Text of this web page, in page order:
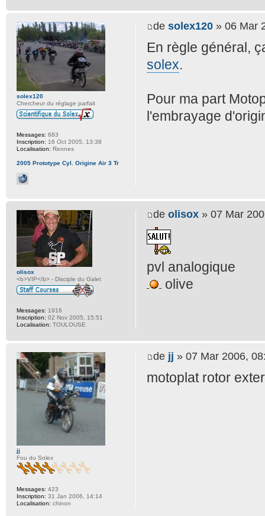
de solex120 » 06 Mar
En règle général,
solex.
Pour ma part
l'embrayage
solex120
Chercheur du réglage parfait
Messages: 683
Inscription: 16 Oct 2005, 13:38
Localisation: Rennes
2005 Prototype Cyl. Origine Air 3 Tr
de olisox » 07 Mar
pvl analogique
olive
olisox
<b>VIP</b> - Disciple du Galet
Messages: 1916
Inscription: 02 Nov 2005, 15:51
Localisation: TOULOUSE
de jj » 07 Mar 2006,
motoplat rotor
jj
Fou du Solex
Messages: 423
Inscription: 31 Jan 2006, 14:14
Localisation: chinon